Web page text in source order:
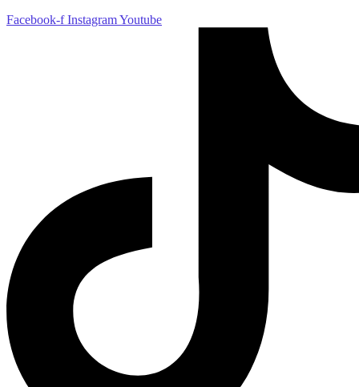
Facebook-f InstagramYoutube